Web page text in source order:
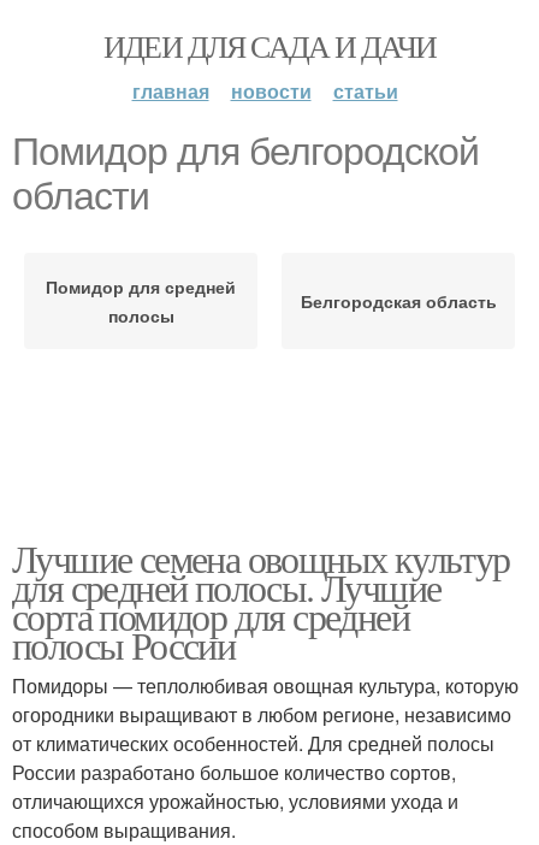
ИДЕИ ДЛЯ САДА И ДАЧИ
главная новости статьи
Помидор для белгородской
области
Помидор для средней
полосы
Белгородская область
Лучшие семена овощных культур
для средней полосы. Лучшие
сорта помидор для средней
полосы России
Помидоры — теплолюбивая овощная культура, которую
огородники выращивают в любом регионе, независимо
от климатических особенностей. Для средней полосы
России разработано большое количество сортов,
отличающихся урожайностью, условиями ухода и
способом выращивания.